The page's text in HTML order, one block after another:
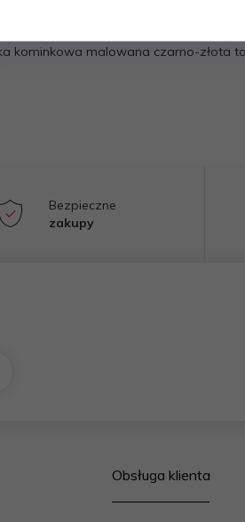
kominkowa malowana czarno-złota
Bezpieczne
zakupy
Obsługa klienta